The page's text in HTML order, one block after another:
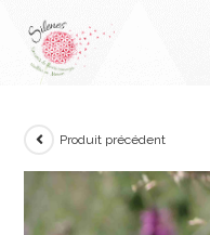
Produit précédent